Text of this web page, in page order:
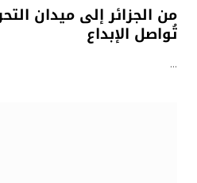
من الجزائر إلى ميدان
تُواصل الإبداع
…